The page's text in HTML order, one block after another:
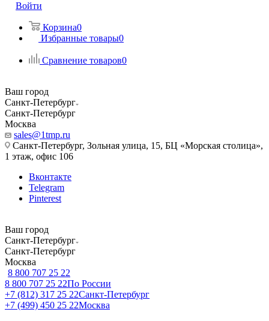
Войти
Корзина0
Избранные товары0
Сравнение товаров0
Ваш город
Санкт-Петербург
Санкт-Петербург
Москва
sales@1tmp.ru
Санкт-Петербург, Зольная улица, 15, БЦ «Морская столица»,
1 этаж, офис 106
Вконтакте
Telegram
Pinterest
Ваш город
Санкт-Петербург
Санкт-Петербург
Москва
8 800 707 25 22
8 800 707 25 22По России
+7 (812) 317 25 22Санкт-Петербург
+7 (499) 450 25 22Москва